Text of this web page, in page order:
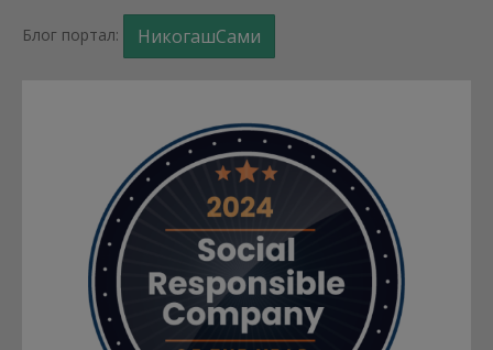
Блог портал: НикогашСами